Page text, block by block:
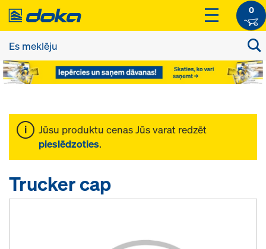
0
Jūsu produktu cenas Jūs varat redzēt
pieslēdzoties.
Trucker cap